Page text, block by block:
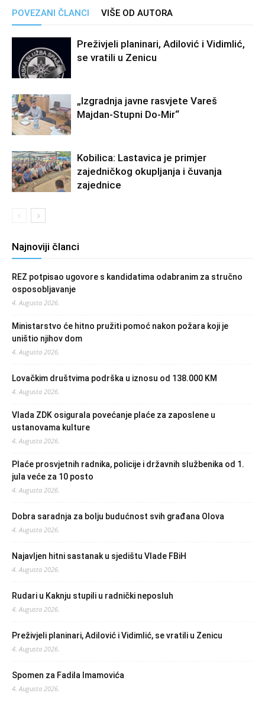
POVEZANI ČLANCI VIŠE OD AUTORA
Preživjeli planinari, Adilović i Vidimlić,
se vratili u Zenicu
„Izgradnja javne rasvjete Vareš
Majdan-Stupni Do-Mir“
Kobilica: Lastavica je primjer
zajedničkog okupljanja i čuvanja
zajednice
Najnoviji članci
REZ potpisao ugovore s kandidatima odabranim za stručno
osposobljavanje
4. Augusta 2026.
Ministarstvo će hitno pružiti pomoć nakon požara koji je
uništio njihov dom
4. Augusta 2026.
Lovačkim društvima podrška u iznosu od 138.000 KM
4. Augusta 2026.
Vlada ZDK osigurala povećanje plaće za zaposlene u
ustanovama kulture
4. Augusta 2026.
Plaće prosvjetnih radnika, policije i državnih službenika od 1.
jula veće za 10 posto
4. Augusta 2026.
Dobra saradnja za bolju budućnost svih građana Olova
4. Augusta 2026.
Najavljen hitni sastanak u sjedištu Vlade FBiH
4. Augusta 2026.
Rudari u Kaknju stupili u radnički neposluh
4. Augusta 2026.
Preživjeli planinari, Adilović i Vidimlić, se vratili u Zenicu
4. Augusta 2026.
Spomen za Fadila Imamovića
4. Augusta 2026.